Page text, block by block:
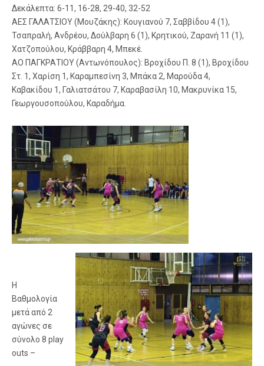
Δεκάλεπτα: 6-11, 16-28, 29-40, 32-52
ΑΕΣ ΓΑΛΑΤΣΙΟΥ (Μουζάκης): Κουγιανού 7, Σαββίδου 4 (1),
Τσαπραλή, Ανδρέου, Δούλβαρη 6 (1), Κρητικού, Ζαρανή 11 (1),
Χατζοπούλου, Κράββαρη 4, Μπεκέ.
ΑΟ ΠΑΓΚΡΑΤΙΟΥ (Αντωνόπουλος): Βροχίδου Π. 8 (1), Βροχίδου
Στ. 1, Χαρίση 1, Καραμπεσίνη 3, Μπάκα 2, Μαρούδα 4,
Καβακίδου 1, Γαλιατσάτου 7, Καραβασίλη 10, Μακρυνίκα 15,
Γεωργουσοπούλου, Καραδήμα.
Η
Βαθμολογία
μετά από 2
αγώνες σε
σύνολο 8 play
outs –